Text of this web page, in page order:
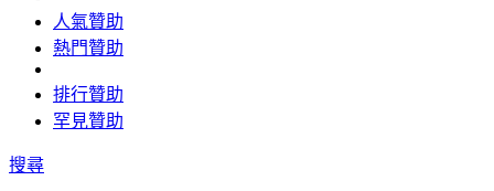
人氣贊助
熱門贊助
排行贊助
罕見贊助
搜尋